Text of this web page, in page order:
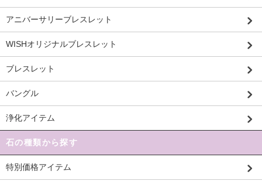
アニバーサリーブレスレット
WISHオリジナルブレスレット
ブレスレット
バングル
浄化アイテム
石の種類から探す
特別価格アイテム